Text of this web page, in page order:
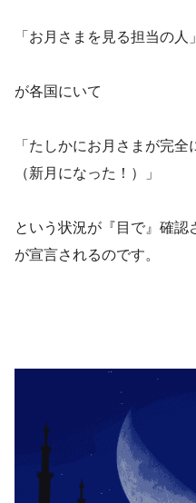
「お月さまを見る担当の人」
が各国にいて
「たしかにお月さまが完全
（新月になった！）」
という状況が『目で』確認
が宣言されるのです。